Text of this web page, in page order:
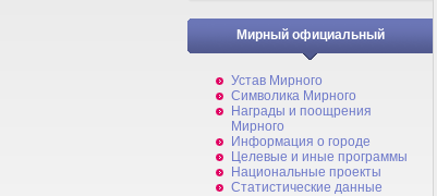
Мирный официальный
Устав Мирного
Символика Мирного
Награды и поощрения
Мирного
Информация о городе
Целевые и иные программы
Национальные проекты
Статистические данные